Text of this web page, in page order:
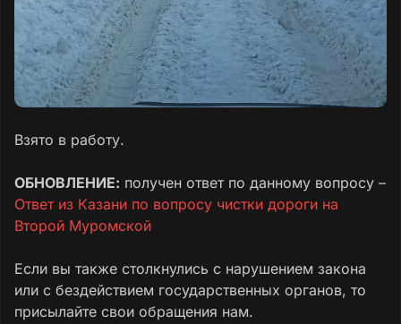
Взято в работу.
ОБНОВЛЕНИЕ: получен ответ по данному вопросу –
Ответ из Казани по вопросу чистки дороги на
Второй Муромской
Если вы также столкнулись с нарушением закона
или с бездействием государственных органов, то
присылайте свои обращения нам.